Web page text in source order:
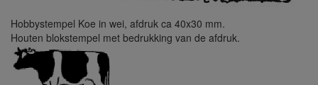
Hobbystempel Koe in wei, afdruk ca 40x30 mm.
Houten blokstempel met bedrukking van de afdruk.